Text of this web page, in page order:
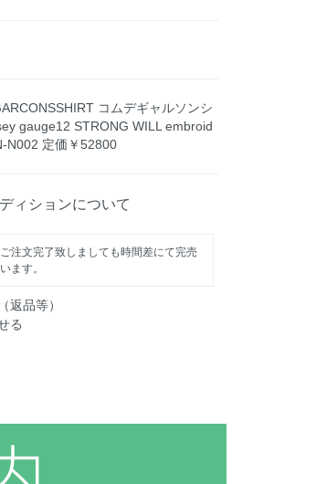
コムデギャルソンシ
gauge12 STRONG WILL embroid
N002 定価￥52800
ィションについて
注文完了致しましても時間差にて完売
ます。
返品等）
る